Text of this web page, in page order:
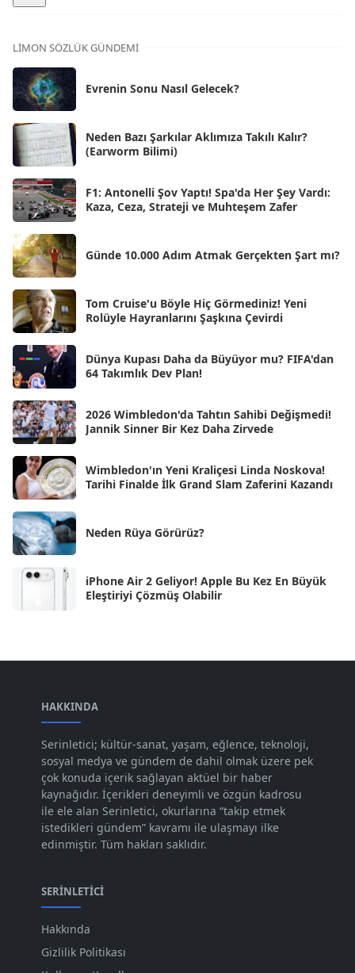
Ara 2025
Kas 2025
Eki 2025
Eyl 2025 [56]
Ağu 2025
Tem 2025 [45]
Haz 2025
May 2025 [54]
Nis 2025
Mar 2025
Şub 2025 [57]
Oca 2025
Ara 2024 [25]
Kas 2024
Eki 2024 [46]
Eyl 2024
Ağu 2024 [10]
Tem 2024
Haz 2024 [30]
[59]
Ara 2023 [101]
Kas 2023
Eki 2023 [73]
Eyl 2023 [73]
Ağu 2023 [74]
Tem 2023 [76]
Haz 2023
May 2023
Nis 2023
Mar 2023
LIMON SÖZLÜK GÜNDEMI
Evrenin Sonu Nasıl Gelecek?
Neden Bazı Şarkılar Aklımıza Takılı Kalır?
(Earworm Bilimi)
F1: Antonelli Şov Yaptı! Spa'da Her Şey Vardı:
Kaza, Ceza, Strateji ve Muhteşem Zafer
Günde 10.000 Adım Atmak Gerçekten Şart mı?
Tom Cruise'u Böyle Hiç Görmediniz! Yeni
Rolüyle Hayranlarını Şaşkına Çevirdi
Dünya Kupası Daha da Büyüyor mu? FIFA'dan
64 Takımlık Dev Plan!
2026 Wimbledon'da Tahtın Sahibi Değişmedi!
Jannik Sinner Bir Kez Daha Zirvede
Wimbledon'ın Yeni Kraliçesi Linda Noskova!
Tarihi Finalde İlk Grand Slam Zaferini Kazandı
Neden Rüya Görürüz?
iPhone Air 2 Geliyor! Apple Bu Kez En Büyük
Eleştiriyi Çözmüş Olabilir
HAKKINDA
Serinletici; kültür-sanat, yaşam, eğlence, teknoloji,
sosyal medya ve gündem de dahil olmak üzere pek
çok konuda içerik sağlayan aktüel bir haber
kaynağıdır. İçerikleri deneyimli ve özgün kadrosu
ile ele alan Serinletici, okurlarına “takip etmek
istedikleri gündem” kavramı ile ulaşmayı ilke
edinmiştir. Tüm hakları saklıdır.
SERINLETICI
Hakkında
Gizlilik Politikası